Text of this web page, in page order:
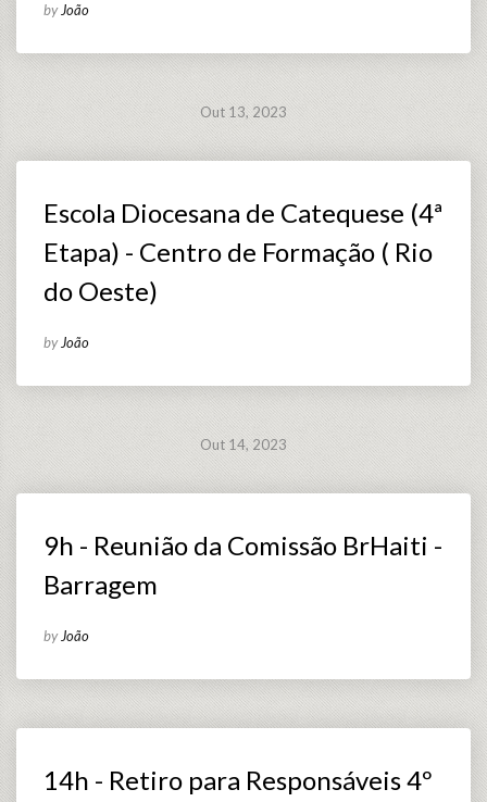
by João
Out 13, 2023
Escola Diocesana de Catequese (4ª
Etapa) - Centro de Formação ( Rio
do Oeste)
by João
Out 14, 2023
9h - Reunião da Comissão BrHaiti -
Barragem
by João
14h - Retiro para Responsáveis 4º